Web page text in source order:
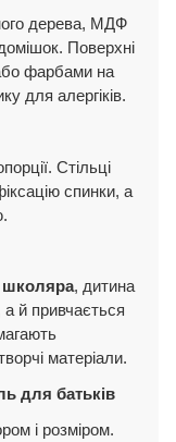
дерева, МДФ
Поверхні
фарбами на
для алергіків.
Стільці
спинки, а
школяра, дитина
а й привчається
матеріали.
для батьків
і розміром.